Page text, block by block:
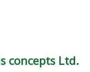
concepts Ltd.